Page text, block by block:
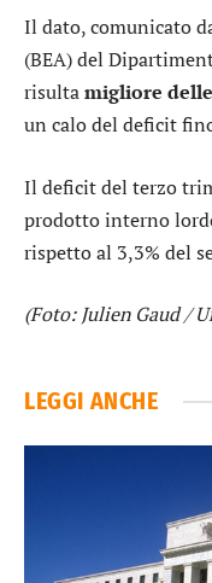
Il dato, comunicato
(BEA) del
risultamigliore
un calo del deficit
Il deficit del terzo
prodotto interno
rispetto al 3,3% del
(Foto: Julien Gaud /
LEGGI ANCHE